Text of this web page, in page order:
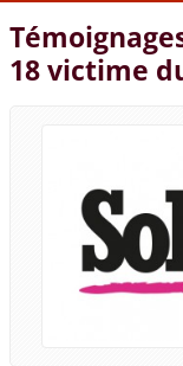
18 victime